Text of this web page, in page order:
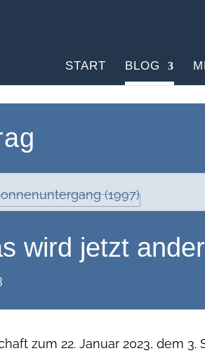
START BLOG
wird jetzt
zum 22. Januar 2023, dem 3.